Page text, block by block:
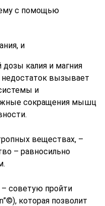
с помощью
и
дозы калия и магния
вызывает
и
сокращения мышц
веществах, –
– равносильно
советую пройти
которая позволит